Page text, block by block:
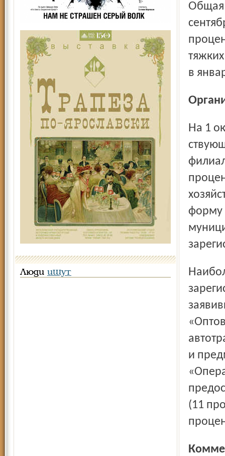
Люди ищут
Общая раскрываемость преступлений в январе –
в
На 1 октября 2012 г. в Статистическом регистре хозяй­
форму
Наибольшие удельные веса в составе
и
(11